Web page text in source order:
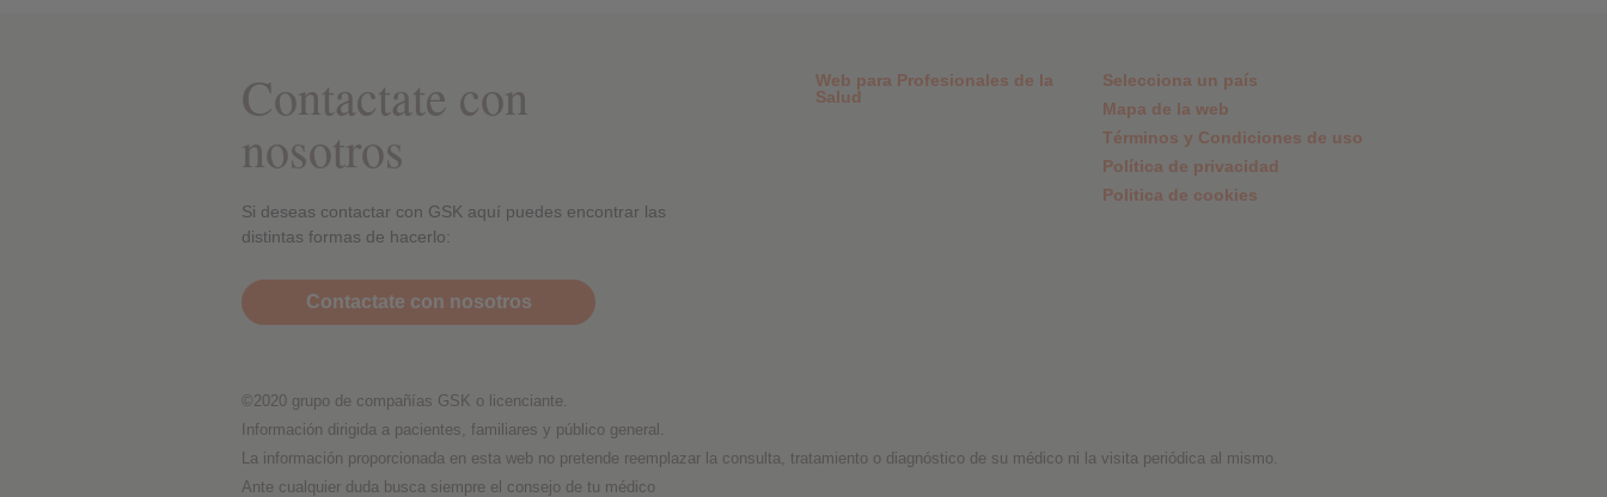
Contactate con
nosotros
Si deseas contactar con GSK aquí puedes encontrar las
distintas formas de hacerlo:
Contactate con nosotros
Web para Profesionales de la
Salud
Selecciona un país
Mapa de la web
Términos y Condiciones de uso
Política de privacidad
Politica de cookies
©2020 grupo de compañías GSK o licenciante.
Información dirigida a pacientes, familiares y público general.
La información proporcionada en esta web no pretende reemplazar la consulta, tratamiento o diagnóstico de su médico ni la visita periódica al mismo.
Ante cualquier duda busca siempre el consejo de tu médico